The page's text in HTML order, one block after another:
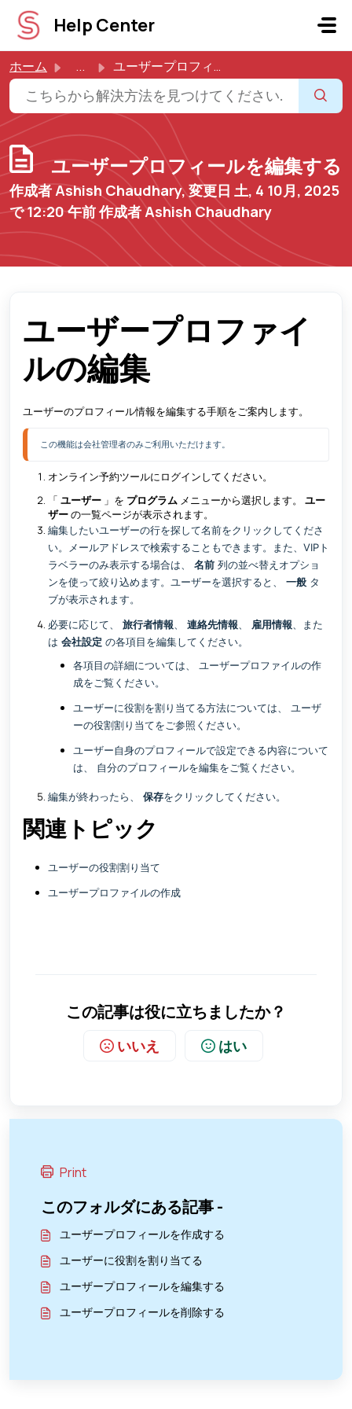
メインコンテンツに移動
Help Center
ホーム ... ユーザープロフィールを編集する
ユーザープロフィールを編集する
作成者 Ashish Chaudhary, 変更日 土, 4 10月, 2025
で 12:20 午前 作成者 Ashish Chaudhary
ユーザープロファイ
ルの編集
ユーザーのプロフィール情報を編集する手順をご案内します。
この機能は会社管理者のみご利用いただけます。
オンライン予約ツールにログインしてください。
「 ユーザー 」を プログラム メニューから選択します。 ユー
ザーの一覧ページが表示されます。
編集したいユーザーの行を探して名前をクリックしてくださ
い。メールアドレスで検索することもできます。また、VIPト
ラベラーのみ表示する場合は、 名前 列の並べ替えオプショ
ンを使って絞り込めます。ユーザーを選択すると、 一般 タ
ブが表示されます。
必要に応じて、 旅行者情報 連絡先情報 雇用情報 、また
は 会社設定 の各項目を編集してください。
各項目の詳細については、 ユーザープロファイルの作
成をご覧ください。
ユーザーに役割を割り当てる方法については、 ユーザ
ーの役割割り当てをご参照ください。
ユーザー自身のプロフィールで設定できる内容について
は、 自分のプロフィールを編集をご覧ください。
編集が終わったら、 保存をクリックしてください。
関連トピック
ユーザーの役割割り当て
ユーザープロファイルの作成
この記事は役に立ちましたか？
いいえ はい
Print
このフォルダにある記事 -
ユーザープロフィールを作成する
ユーザーに役割を割り当てる
ユーザープロフィールを編集する
ユーザープロフィールを削除する